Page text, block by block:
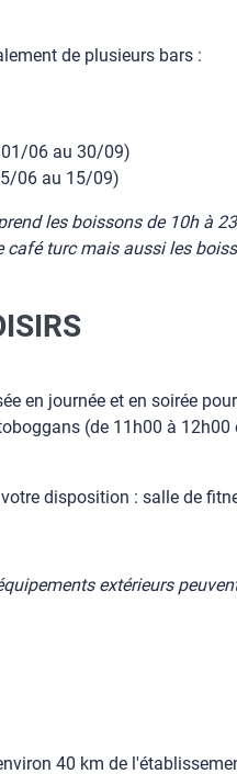
de plusieurs bars :
01/06 au 30/09)
06 au 15/09)
les boissons de 10h à
turc mais aussi les
en journée et en soirée
(de 11h00 à
disposition : salle de
extérieurs
40 km de